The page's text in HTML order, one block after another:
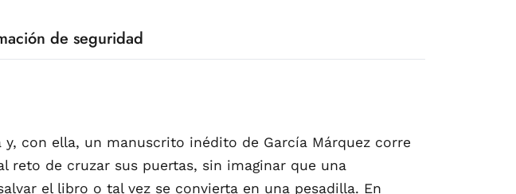
de seguridad
con ella, un manuscrito inédito de García Márquez corre
reto de cruzar sus puertas, sin imaginar que una
el libro o tal vez se convierta en una pesadilla. En